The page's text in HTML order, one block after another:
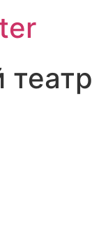
театр